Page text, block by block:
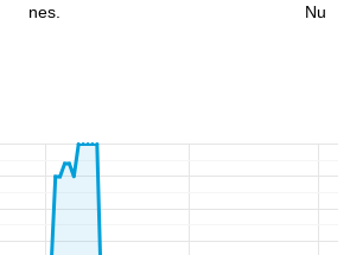
nes.
Nu